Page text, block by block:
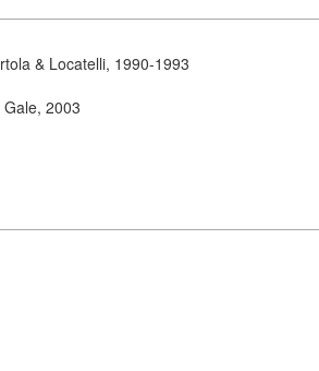
& Locatelli, 1990-1993
2003